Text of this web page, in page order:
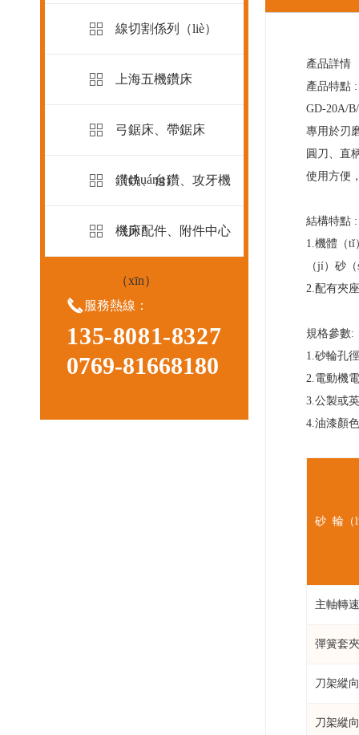
線切割係列（liè）
上海五機鑽床
弓鋸床、帶鋸床
（chuáng）
鑽銑、台鑽、攻牙機
（jī）
機床配件、附件中心
（xīn）
服務熱線：
135-8081-8327
0769-81668180
產品詳情
產品特點 :
GD-20A/
專用於刃
圓刀、直
使用方便
結構特點 :
1.機體（tǐ
（jí）砂
2.配有夾
規格參數:
1.砂輪孔
2.電動機
3.公製或
4.油漆顏
砂 輪（
主軸轉速
彈簧套
刀架縱
刀架縱